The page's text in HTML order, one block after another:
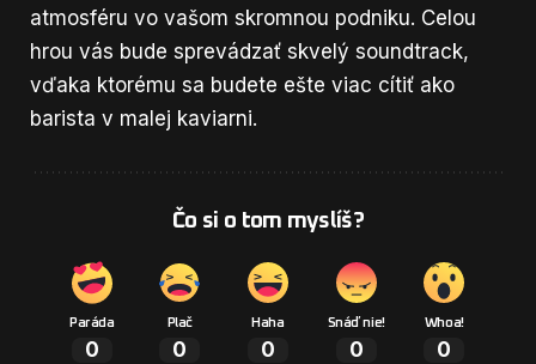
atmosféru vo vašom skromnou podniku. Celou
hrou vás bude sprevádzať skvelý soundtrack,
vďaka ktorému sa budete ešte viac cítiť ako
barista v malej kaviarni.
Čo si o tom myslíš?
Paráda
0
Plač
0
Haha
0
Snáď nie!
0
Whoa!
0